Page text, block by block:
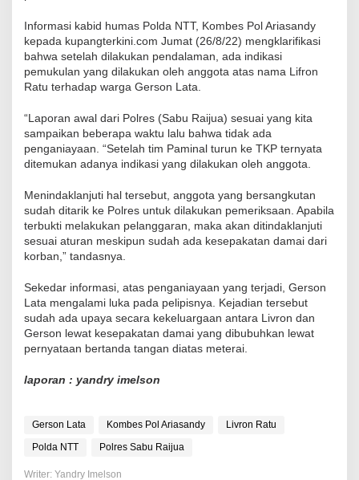
Informasi kabid humas Polda NTT, Kombes Pol Ariasandy
kepada kupangterkini.com Jumat (26/8/22) mengklarifikasi
bahwa setelah dilakukan pendalaman, ada indikasi
pemukulan yang dilakukan oleh anggota atas nama Lifron
Ratu terhadap warga Gerson Lata.
“Laporan awal dari Polres (Sabu Raijua) sesuai yang kita
sampaikan beberapa waktu lalu bahwa tidak ada
penganiayaan. “Setelah tim Paminal turun ke TKP ternyata
ditemukan adanya indikasi yang dilakukan oleh anggota.
Menindaklanjuti hal tersebut, anggota yang bersangkutan
sudah ditarik ke Polres untuk dilakukan pemeriksaan. Apabila
terbukti melakukan pelanggaran, maka akan ditindaklanjuti
sesuai aturan meskipun sudah ada kesepakatan damai dari
korban,” tandasnya.
Sekedar informasi, atas penganiayaan yang terjadi, Gerson
Lata mengalami luka pada pelipisnya. Kejadian tersebut
sudah ada upaya secara kekeluargaan antara Livron dan
Gerson lewat kesepakatan damai yang dibubuhkan lewat
pernyataan bertanda tangan diatas meterai.
laporan : yandry imelson
Gerson Lata Kombes Pol Ariasandy
Livron Ratu
Polda NTT
Polres Sabu Raijua
Writer: Yandry Imelson